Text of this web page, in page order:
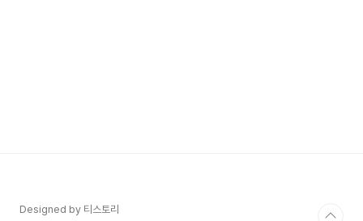
Designed by 티스토리